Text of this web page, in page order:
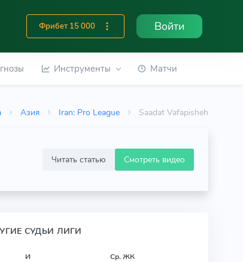
Фрибет 15 000 Войти
Инструменты Матчи
Азия Iran: Pro League Saadat Vafapisheh
Читать статью Смотреть видео
СУДЬИ ЛИГИ
И Ср. ЖК